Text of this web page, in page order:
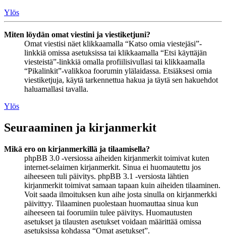
Ylös
Miten löydän omat viestini ja viestiketjuni?
Omat viestisi näet klikkaamalla “Katso omia viestejäsi”-
linkkiä omissa asetuksissa tai klikkaamalla “Etsi käyttäjän
viesteistä”-linkkiä omalla profiilisivullasi tai klikkaamalla
“Pikalinkit”-valikkoa foorumin ylälaidassa. Etsiäksesi omia
viestiketjuja, käytä tarkennettua hakua ja täytä sen hakuehdot
haluamallasi tavalla.
Ylös
Seuraaminen ja kirjanmerkit
Mikä ero on kirjanmerkillä ja tilaamisella?
phpBB 3.0 -versiossa aiheiden kirjanmerkit toimivat kuten
internet-selaimen kirjanmerkit. Sinua ei huomautettu jos
aiheeseen tuli päivitys. phpBB 3.1 -versiosta lähtien
kirjanmerkit toimivat samaan tapaan kuin aiheiden tilaaminen.
Voit saada ilmoituksen kun aihe josta sinulla on kirjanmerkki
päivittyy. Tilaaminen puolestaan huomauttaa sinua kun
aiheeseen tai foorumiin tulee päivitys. Huomautusten
asetukset ja tilausten asetukset voidaan määrittää omissa
asetuksissa kohdassa “Omat asetukset”.